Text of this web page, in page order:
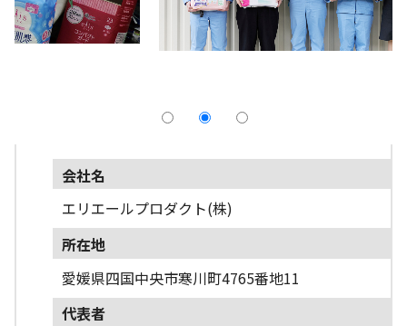
採用情報
English
会社名
エリエールプロダクト(株)
所在地
愛媛県四国中央市寒川町4765番地11
代表者